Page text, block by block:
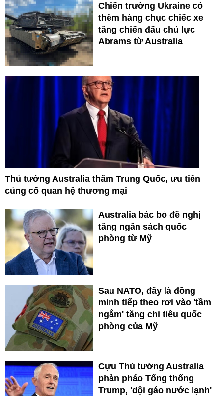
Chiến trường Ukraine có
thêm hàng chục chiếc xe
tăng chiến đấu chủ lực
Abrams từ Australia
Thủ tướng Australia thăm Trung Quốc, ưu tiên
củng cố quan hệ thương mại
Australia bác bỏ đề nghị
tăng ngân sách quốc
phòng từ Mỹ
Sau NATO, đây là đồng
minh tiếp theo rơi vào 'tầm
ngắm' tăng chi tiêu quốc
phòng của Mỹ
Cựu Thủ tướng Australia
phản pháo Tổng thống
Trump, 'dội gáo nước lạnh'